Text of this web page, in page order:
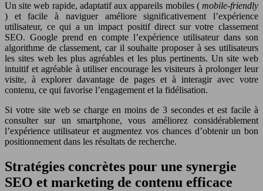
Un site web rapide, adaptatif aux appareils mobiles ( mobile-friendly
) et facile à naviguer améliore significativement l’expérience
utilisateur, ce qui a un impact positif direct sur votre classement
SEO. Google prend en compte l’expérience utilisateur dans son
algorithme de classement, car il souhaite proposer à ses utilisateurs
les sites web les plus agréables et les plus pertinents. Un site web
intuitif et agréable à utiliser encourage les visiteurs à prolonger leur
visite, à explorer davantage de pages et à interagir avec votre
contenu, ce qui favorise l’engagement et la fidélisation.
Si votre site web se charge en moins de 3 secondes et est facile à
consulter sur un smartphone, vous améliorez considérablement
l’expérience utilisateur et augmentez vos chances d’obtenir un bon
positionnement dans les résultats de recherche.
Stratégies concrètes pour une synergie
SEO et marketing de contenu efficace